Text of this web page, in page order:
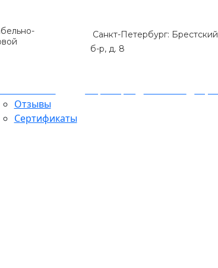
Санкт-Петербург: Брестский
б-р, д. 8
Отзывы
Сертификаты